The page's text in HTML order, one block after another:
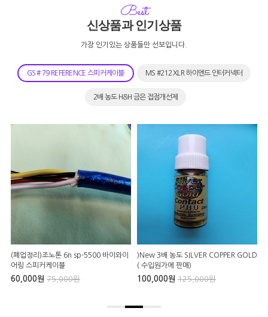
Best
신상품과 인기상품
가장 인기있는 상품들만 선보입니다.
GS # 79 REFERENCE 스피커케이블 MS #212 XLR 하이엔드 인터커넥터
2배 농도 H&H 금은 접점개선제
(폐업정리)조노톤 6n sp-5500 바이와이
어링 스피커케이블
60,000원 75,000원
)New 3배 농도 SILVER COPPER GOLD
( 수입원가에 판매)
100,000원 125,000원